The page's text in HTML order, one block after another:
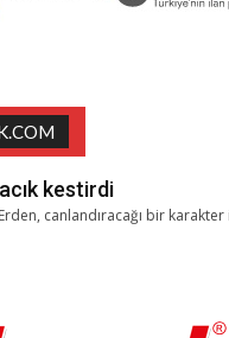
kestirdi
canlandıracağı bir karakter